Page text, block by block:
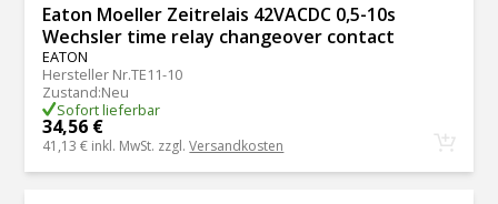
Eaton Moeller Zeitrelais 42VACDC 0,5-10s
Wechsler time relay changeover contact
EATON
Hersteller Nr.TE11-10
Zustand:Neu
Sofort lieferbar
34,56 €
41,13 € inkl. MwSt. zzgl.Versandkosten